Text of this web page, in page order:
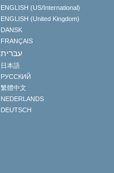
ENGLISH (US/International)
ENGLISH (United Kingdom)
DANSK
FRANÇAIS
עברית
日本語
РУССКИЙ
繁體中文
NEDERLANDS
DEUTSCH